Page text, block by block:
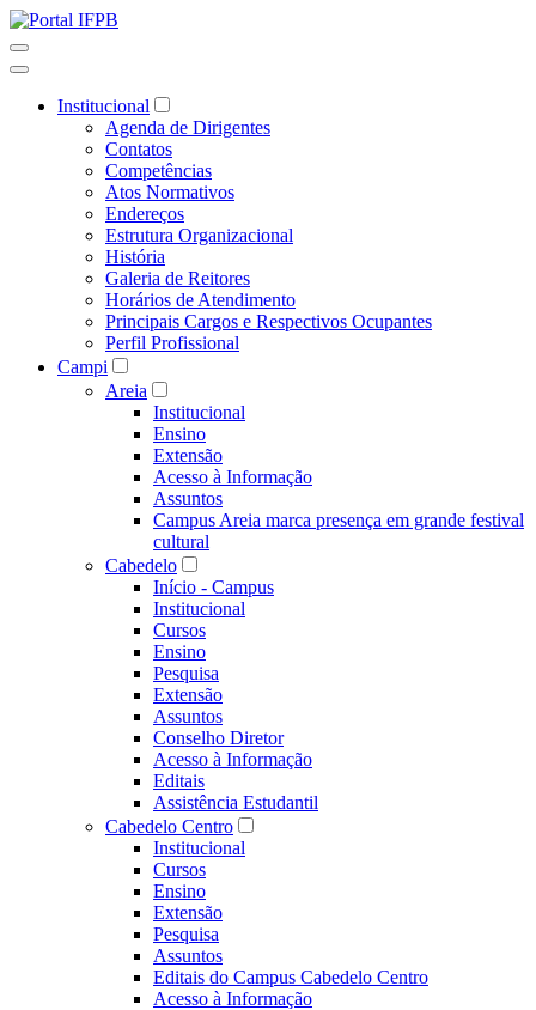
Institucional
Agenda de Dirigentes
Contatos
Competências
Atos Normativos
Endereços
Estrutura Organizacional
História
Galeria de Reitores
Horários de Atendimento
Principais Cargos e Respectivos Ocupantes
Perfil Profissional
Campi
Areia
Institucional
Ensino
Extensão
Acesso à Informação
Assuntos
Campus Areia marca presença em grande festival
cultural
Cabedelo
Início - Campus
Institucional
Cursos
Ensino
Pesquisa
Extensão
Assuntos
Conselho Diretor
Acesso à Informação
Editais
Assistência Estudantil
Cabedelo Centro
Institucional
Cursos
Ensino
Extensão
Pesquisa
Assuntos
Editais do Campus Cabedelo Centro
Acesso à Informação